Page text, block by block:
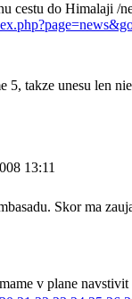
cestu do Himalaji
5, takze unesu len
13:11
Skor ma
v plane navstivit